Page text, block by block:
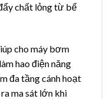
chất lỏng từ bể
cho máy bơm
hao điện năng
đa tầng cánh hoạt
ma sát lớn khi